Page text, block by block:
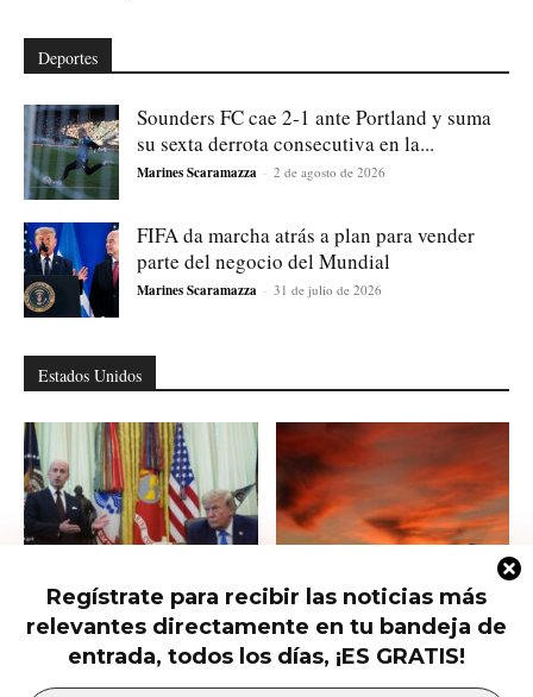
Deportes
Sounders FC cae 2-1 ante Portland y suma
su sexta derrota consecutiva en la...
Marines Scaramazza - 2 de agosto de 2026
FIFA da marcha atrás a plan para vender
parte del negocio del Mundial
Marines Scaramazza - 31 de julio de 2026
Estados Unidos
Trump firma nuevas órdenes para
restringir la ciudadanía por
nacimiento
Trump presiona al Senado para
aprobar el horario de verano
permanente...
Regístrate para recibir las noticias más
relevantes directamente en tu bandeja de
entrada, todos los días, ¡ES GRATIS!